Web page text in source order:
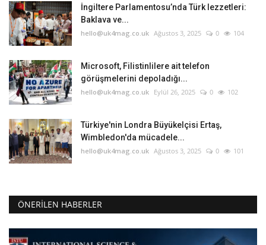
İngiltere Parlamentosu’nda Türk lezzetleri:
Baklava ve...
hello@uk4mag.co.uk Ağustos 3, 2025 0 104
Microsoft, Filistinlilere ait telefon
görüşmelerini depoladığı...
hello@uk4mag.co.uk Eylül 26, 2025 0 102
Türkiye'nin Londra Büyükelçisi Ertaş,
Wimbledon'da mücadele...
hello@uk4mag.co.uk Ağustos 3, 2025 0 101
ÖNERILEN HABERLER